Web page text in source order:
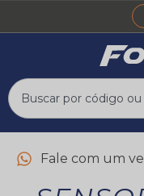
Fale com um